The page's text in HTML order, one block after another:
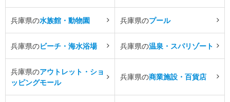
兵庫県の水族館・動物園 兵庫県のプール
兵庫県のビーチ・海水浴場 兵庫県の温泉・スパリゾート
兵庫県のアウトレット・ショ
ッピングモール
兵庫県の商業施設・百貨店